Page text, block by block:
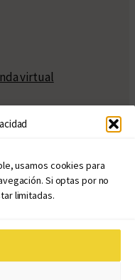
usamos cookies para
Si optas por no
limitadas.
virtual